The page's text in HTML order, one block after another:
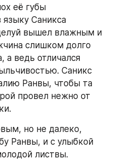
её губы
языку Саникса
вышел влажным и
слишком долго
а ведь отличался
Саникс
Ранвы, чтобы та
провел нежно от
но не далеко,
Ранвы, и с улыбкой
листвы.